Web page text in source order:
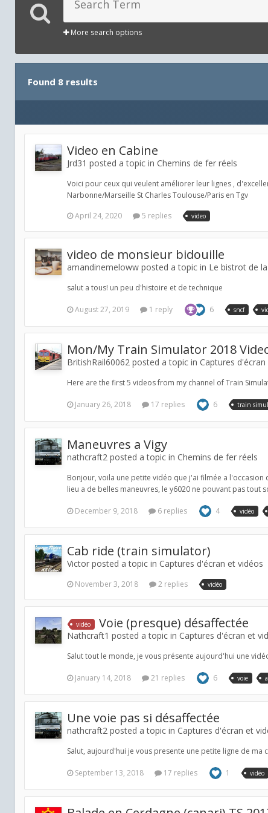
More search options
Found 8 results
Video en Cabine
Jrd31 posted a topic in Chemins de fer réels
Voici pour ceux qui veulent améliorer leur lignes ,
Narbonne/Marseille St Charles Toulouse/Paris en Tgv
April 24, 2020
5 replies video
video de monsieur bidouille
amandinemeloww posted a topic in Le bistrot de
salut a tous! un peu d'histoire et de technique
August 27, 2019 1 reply 6 sncf
Mon/My Train Simulator 2018
BritishRail60062 posted a topic in Captures
Here are the first 5 videos from my channel of Train
January 26, 2018 17 replies 6 train
Maneuvres a Vigy
nathcraft2 posted a topic in Chemins de fer réels
Bonjour, voila une petite vidéo que j'ai filmée a
lieu a de belles maneuvres, le y6020 ne pouvant pas tout
December 9, 2018 6 replies 4 vidéo
Cab ride (train simulator)
Victor posted a topic in Captures d'écran et vidéos
November 3, 2018 2 replies vidéo
vidéo Voie (presque) désaffectée
Nathcraft1 posted a topic in Captures d'écran et
Salut tout le monde, je vous présente aujourd'hui une
January 14, 2018 21 replies 6 voie
Une voie pas si désaffectée
nathcraft2 posted a topic in Captures d'écran et
Salut, aujourd'hui je vous presente une petite ligne de
September 13, 2018 17 replies 1 vidéo